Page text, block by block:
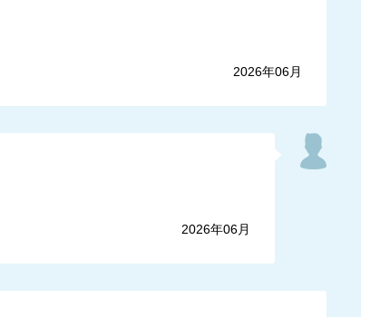
2026年06月
2026年06月